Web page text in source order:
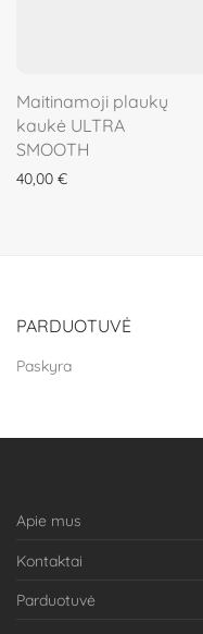
Maitinamoji plaukų
kaukė ULTRA
SMOOTH
40,00 €
PARDUOTUVĖ
Paskyra
Apie mus
Kontaktai
Parduotuvė